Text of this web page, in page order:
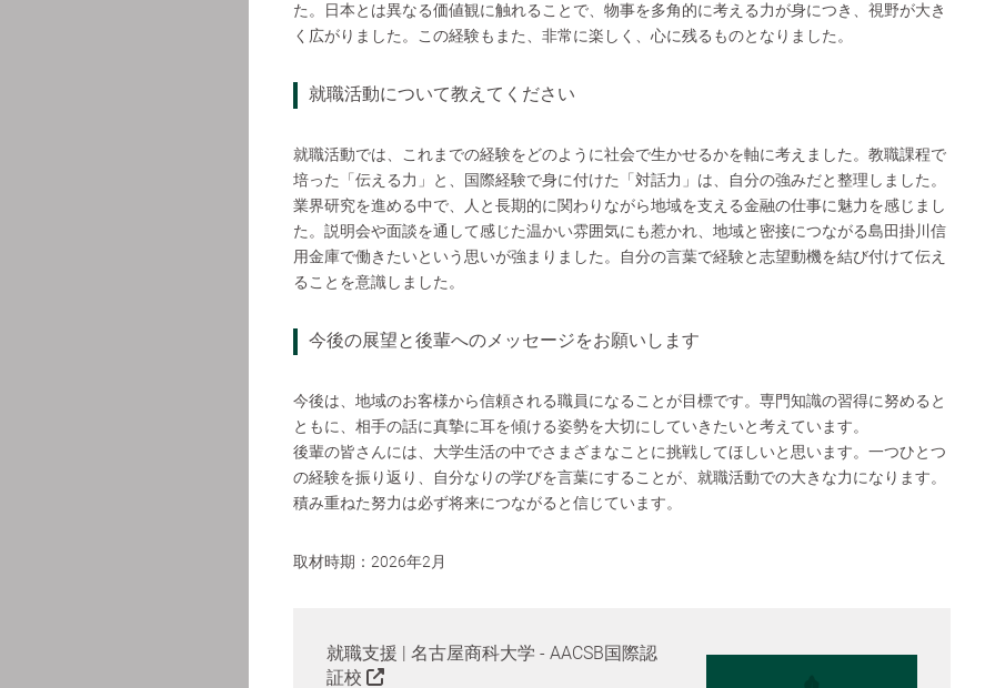
た。日本とは異なる価値観に触れることで、物事を多角的に考える力が身につき、視野が大き
く広がりました。この経験もまた、非常に楽しく、心に残るものとなりました。
就職活動について教えてください
就職活動では、これまでの経験をどのように社会で生かせるかを軸に考えました。教職課程で
培った「伝える力」と、国際経験で身に付けた「対話力」は、自分の強みだと整理しました。
業界研究を進める中で、人と長期的に関わりながら地域を支える金融の仕事に魅力を感じまし
た。説明会や面談を通して感じた温かい雰囲気にも惹かれ、地域と密接につながる島田掛川信
用金庫で働きたいという思いが強まりました。自分の言葉で経験と志望動機を結び付けて伝え
ることを意識しました。
今後の展望と後輩へのメッセージをお願いします
今後は、地域のお客様から信頼される職員になることが目標です。専門知識の習得に努めると
ともに、相手の話に真摯に耳を傾ける姿勢を大切にしていきたいと考えています。
後輩の皆さんには、大学生活の中でさまざまなことに挑戦してほしいと思います。一つひとつ
の経験を振り返り、自分なりの学びを言葉にすることが、就職活動での大きな力になります。
積み重ねた努力は必ず将来につながると信じています。
取材時期：2026年2月
就職支援 | 名古屋商科大学 - AACSB国際認
証校